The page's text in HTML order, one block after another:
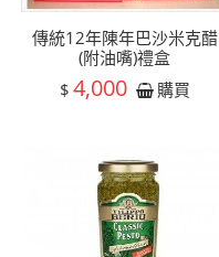
傳統12年陳年巴沙米克醋
(附油嘴)禮盒
$ 4,000 購買